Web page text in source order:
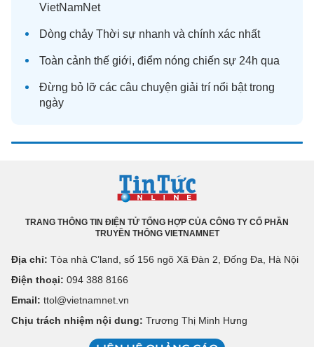
VietNamNet
Dòng chảy Thời sự nhanh và chính xác nhất
Toàn cảnh thế giới, điểm nóng chiến sự 24h qua
Đừng bỏ lỡ các câu chuyện giải trí nổi bật trong
ngày
TRANG THÔNG TIN ĐIỆN TỬ TỔNG HỢP CỦA CÔNG TY CỔ PHẦN
TRUYỀN THÔNG VIETNAMNET
Địa chỉ: Tòa nhà C’land, số 156 ngõ Xã Đàn 2, Đống Đa, Hà Nội
Điện thoại: 094 388 8166
Email: ttol@vietnamnet.vn
Chịu trách nhiệm nội dung: Trương Thị Minh Hưng